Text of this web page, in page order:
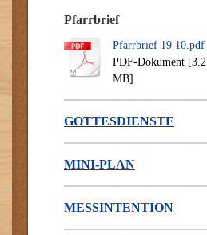
Pfarrbrief
Pfarrbrief 19 10.pdf
PDF-Dokument [3.2
MB]
GOTTESDIENSTE
MINI-PLAN
MESSINTENTION